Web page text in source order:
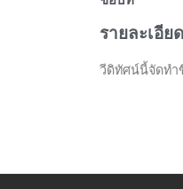
รายละเอียด
วีดิทัศน์นี้จัดทำ